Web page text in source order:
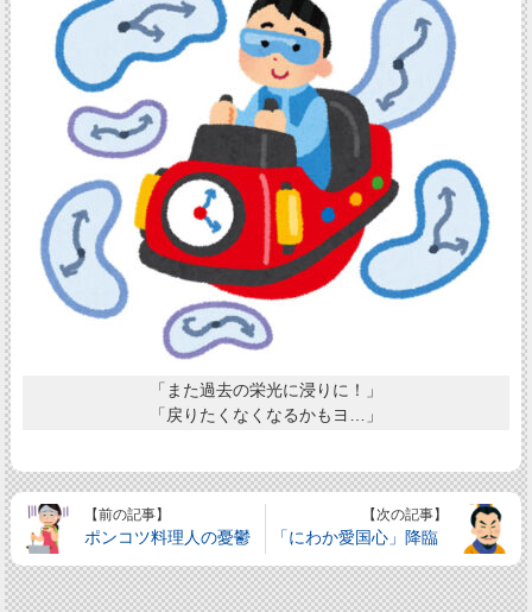
「また過去の栄光に浸りに！」
「戻りたくなくなるかもヨ…」
【前の記事】
ポンコツ料理人の憂鬱
【次の記事】
「にわか愛国心」降臨